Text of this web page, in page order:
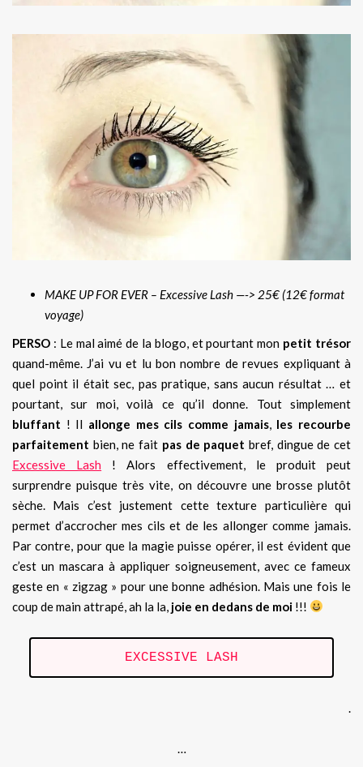
MAKE UP FOR EVER – Excessive Lash —-> 25€ (12€ format
voyage)
PERSO : Le mal aimé de la blogo, et pourtant mon petit trésor
quand-même. J’ai vu et lu bon nombre de revues expliquant à
quel point il était sec, pas pratique, sans aucun résultat … et
pourtant, sur moi, voilà ce qu’il donne. Tout simplement
bluffant ! Il allonge mes cils comme jamais, les recourbe
parfaitement bien, ne fait pas de paquet bref, dingue de cet
Excessive Lash ! Alors effectivement, le produit peut
surprendre puisque très vite, on découvre une brosse plutôt
sèche. Mais c’est justement cette texture particulière qui
permet d’accrocher mes cils et de les allonger comme jamais.
Par contre, pour que la magie puisse opérer, il est évident que
c’est un mascara à appliquer soigneusement, avec ce fameux
geste en « zigzag » pour une bonne adhésion. Mais une fois le
coup de main attrapé, ah la la, joie en dedans de moi !!!
EXCESSIVE LASH